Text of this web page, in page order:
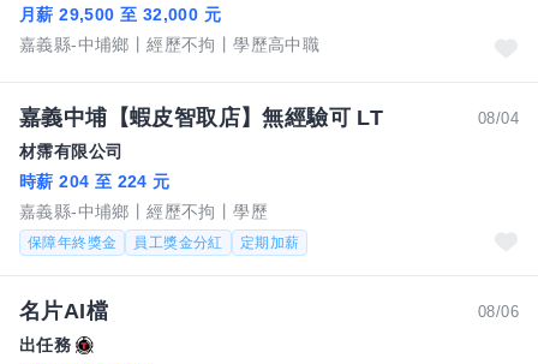
月薪 29,500 至 32,000 元
嘉義縣-中埔鄉
經歷不拘 學歷高中職
08/04
嘉義中埔【蝦皮智取店】無經驗可 LT
材霈有限公司
時薪 204 至 224 元
嘉義縣-中埔鄉
經歷不拘 學歷
保障年終獎金 員工獎金分紅 定期加薪
08/06
名片AI檔
出任務